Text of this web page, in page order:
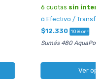
6 cuotas sin
ó Efectivo /
$12.330 10% OFF
Sumás 480
Ver